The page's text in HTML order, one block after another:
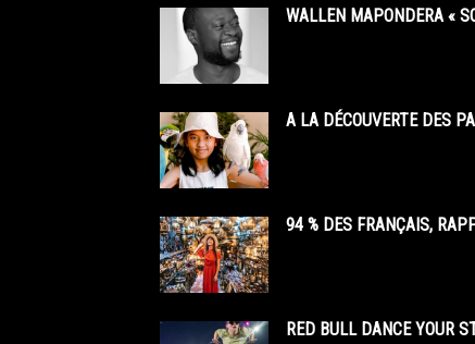
WALLEN MAPONDERA «
A LA DÉCOUVERTE DES
94 % DES FRANÇAIS,
RED BULL DANCE YOUR